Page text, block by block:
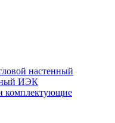
настенный
ИЭК
комплектующие